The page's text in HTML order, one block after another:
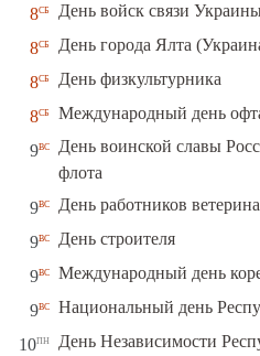
8сб День войск связи
8сб День города Ялта
8сб День физкультурника
8сб Международный день
9вс
День воинской славы
флота
9вс День работников
9вс День строителя
9вс Международный день
9вс Национальный день
10пн День Независимости